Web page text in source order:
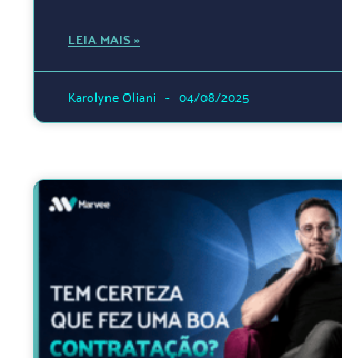
LEIA MAIS »
Karolyne Oliani 04/08/2025